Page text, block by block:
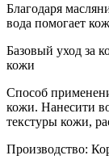
Благодаря
вода помогает
Базовый уход за
кожи
Способ
кожи. Нанесити
текстуры кожи,
Производство: